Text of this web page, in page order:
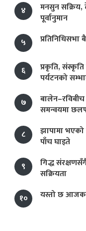
४
मनसुन सक्रिय,
पूर्वानुमान
५
६
प्रकृति,
पर्यटनको
७
बालेन–रविबीच
समन्वयमा
८
झापामा भएको
पाँच घाइते
९
गिद्ध
सक्रियता
१०
यस्तो छ आजका